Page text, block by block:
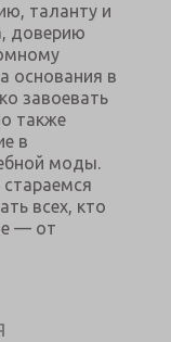
таланту и
доверию
основания в
завоевать
также
в
моды.
всех, кто
— от